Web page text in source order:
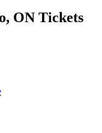
ON Tickets